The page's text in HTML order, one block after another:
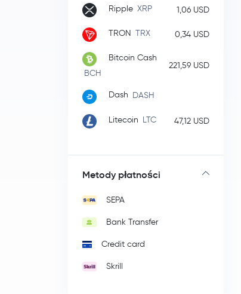
Ripple XRP 1,06 USD
TRON TRX 0,34 USD
Bitcoin Cash
BCH
221,59 USD
Dash DASH
Litecoin LTC 47,12 USD
Metody płatności
SEPA
Bank Transfer
Credit card
Skrill